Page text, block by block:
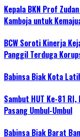
Kepala BKN Prof
Kamboja untuk
BCW Soroti Kinerja
Panggil Terduga
Babinsa Biak Kota
Sambut HUT Ke-81
Pasang Umbul-Umbul
Babinsa Biak Barat